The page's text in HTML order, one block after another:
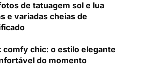
de tatuagem sol e lua
e variadas cheias de
comfy chic: o estilo elegante
do momento